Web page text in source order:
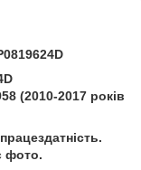
(2010-2017 років
фото.